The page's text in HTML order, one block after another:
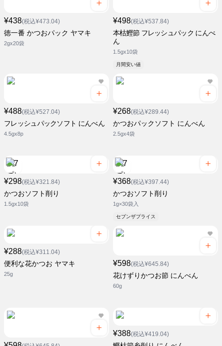
¥438(税込¥473.04)
徳一番 かつおパック ヤマキ
2gx20袋
¥498(税込¥537.84)
本枯鰹節 フレッシュパック にんべ
ん
1.5gx10袋
月間安い値
¥488(税込¥527.04)
フレッシュパックソフト にんべん
4.5gx8p
¥268(税込¥289.44)
かつおパックソフト にんべん
2.5gx4袋
¥298(税込¥321.84)
かつおソフト削り
1.5gx10袋
¥368(税込¥397.44)
かつおソフト削り
1g×30袋入
セブンザプライス
¥288(税込¥311.04)
便利な花かつお ヤマキ
25g
¥598(税込¥645.84)
花けずりかつお節 にんべん
60g
¥388(税込¥419.04)